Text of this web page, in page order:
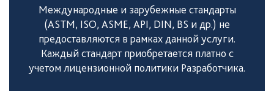
Международные и зарубежные стандарты
(ASTM, ISO, ASME, API, DIN, BS и др.) не
предоставляются в рамках данной услуги.
Каждый стандарт приобретается платно с
учетом лицензионной политики Разработчика.